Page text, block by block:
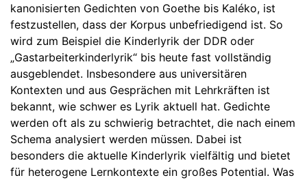
kanonisierten Gedichten von Goethe bis Kaléko, ist
festzustellen, dass der Korpus unbefriedigend ist. So
wird zum Beispiel die Kinderlyrik der DDR oder
„Gastarbeiterkinderlyrik“ bis heute fast vollständig
ausgeblendet. Insbesondere aus universitären
Kontexten und aus Gesprächen mit Lehrkräften ist
bekannt, wie schwer es Lyrik aktuell hat. Gedichte
werden oft als zu schwierig betrachtet, die nach einem
Schema analysiert werden müssen. Dabei ist
besonders die aktuelle Kinderlyrik vielfältig und bietet
für heterogene Lernkontexte ein großes Potential. Was